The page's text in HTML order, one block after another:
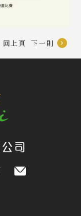
回上頁 下一則